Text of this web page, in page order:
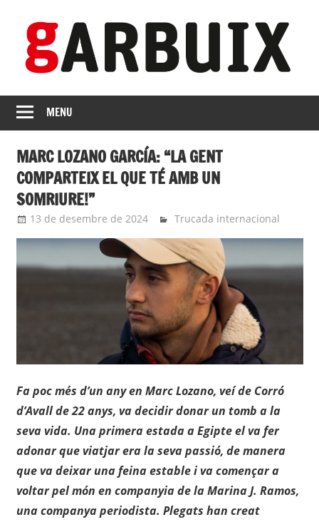
content
GARBUIX
Independent
de
Franqueses
MENU
MARC LOZANO GARCÍA: “LA GENT
COMPARTEIX EL QUE TÉ AMB UN
SOMRIURE!”
13 de desembre de 2024 Eli
Trucada internacional
Fa poc més d’un any en Marc Lozano, veí de Corró
d’Avall de 22 anys, va decidir donar un tomb a la
seva vida. Una primera estada a Egipte el va fer
adonar que viatjar era la seva passió, de manera
que va deixar una feina estable i va començar a
voltar pel món en companyia de la Marina J. Ramos,
una companya periodista. Plegats han creat